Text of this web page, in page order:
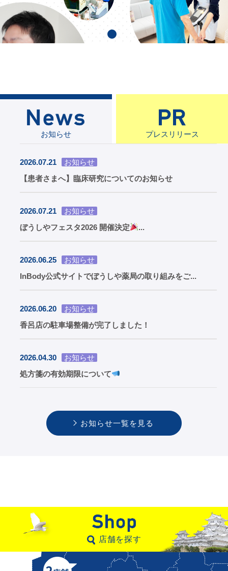
お知らせ プレスリリース
2026.07.21
お知らせ
【患者さまへ】臨床研究についてのお知らせ
2026.07.21
お知らせ
ぼうしやフェスタ2026 開催決定
...
2026.06.25
お知らせ
InBody公式サイトでぼうしや薬局の取り組みをご...
2026.06.20
お知らせ
香呂店の駐車場整備が完了しました！
2026.04.30
お知らせ
処方箋の有効期限について
お知らせ一覧を見る
店舗を探す